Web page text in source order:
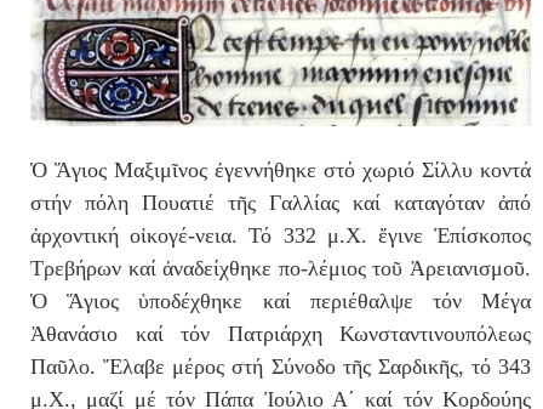
Ὁ Ἅγιος Μαξιμῖνος ἐγεννήθηκε στό χωριό Σίλλυ κοντά
στήν πόλη Πουατιέ τῆς Γαλλίας καί καταγόταν ἀπό
ἀρχοντική οἰκογέ-νεια. Τό 332 μ.Χ. ἔγινε Ἐπίσκοπος
Τρεβήρων καί ἀναδείχθηκε πο-λέμιος τοῦ Ἀρειανισμοῦ.
Ὁ Ἅγιος ὑποδέχθηκε καί περιέθαλψε τόν Μέγα
Ἀθανάσιο καί τόν Πατριάρχη Κωνσταντινουπόλεως
Παῦλο. Ἔλαβε μέρος στή Σύνοδο τῆς Σαρδικῆς, τό 343
μ.Χ., μαζί μέ τόν Πάπα Ἰούλιο Α΄ καί τόν Κορδούης